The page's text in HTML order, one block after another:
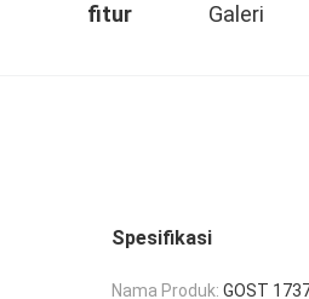
fitur Galeri
Spesifikasi
Nama Produk: GOST